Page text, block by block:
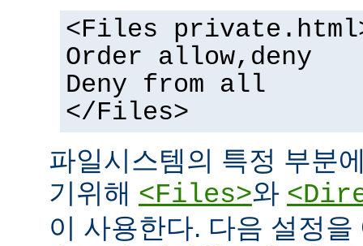
<Files
Order allow,deny
Deny from all
</Files>
파일시스템의 특정 부분
기위해 <Files>와
이 사용한다. 다음 설정을